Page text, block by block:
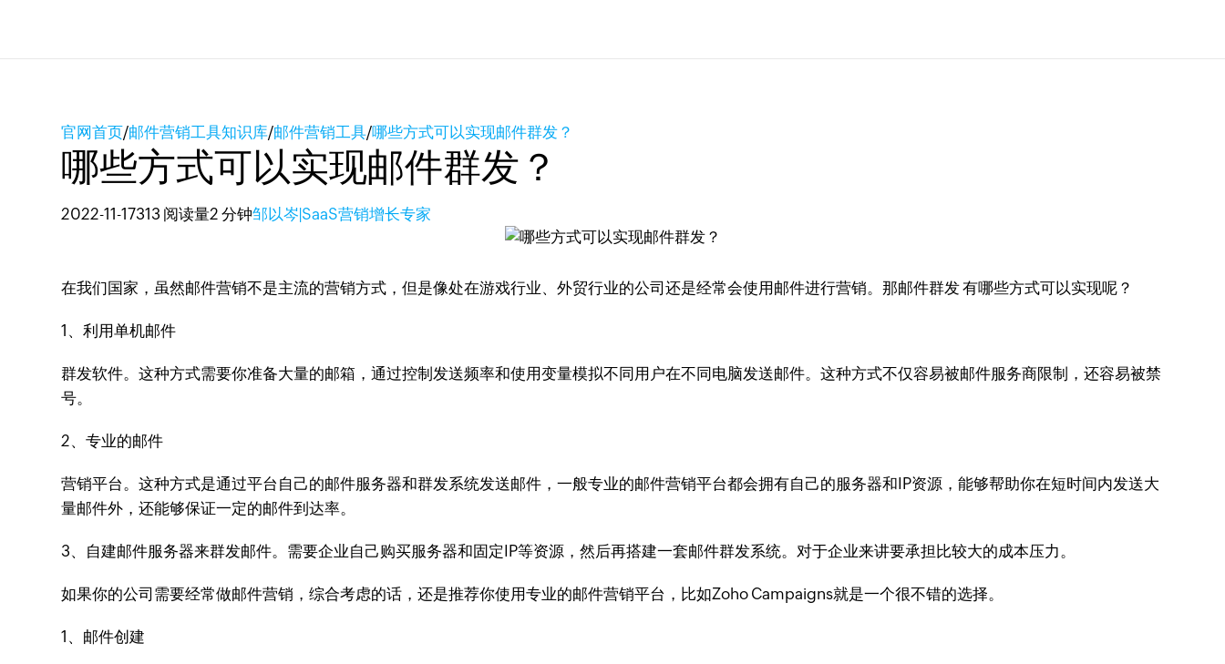
官网首页/邮件营销工具知识库/邮件营销工具/哪些方式可以实现邮件群发？
哪些方式可以实现邮件群发？
2022-11-17313 阅读量2 分钟邹以岑|SaaS营销增长专家
在我们国家，虽然邮件营销不是主流的营销方式，但是像处在游戏行业、外贸行业的公司还是经常会使用邮件进行营销。那邮件群发 有哪些方式可以实现呢？
1、利用单机邮件
群发软件。这种方式需要你准备大量的邮箱，通过控制发送频率和使用变量模拟不同用户在不同电脑发送邮件。这种方式不仅容易被邮件服务商限制，还容易被禁
号。
2、专业的邮件
营销平台。这种方式是通过平台自己的邮件服务器和群发系统发送邮件，一般专业的邮件营销平台都会拥有自己的服务器和IP资源，能够帮助你在短时间内发送大
量邮件外，还能够保证一定的邮件到达率。
3、自建邮件服务器来群发邮件。需要企业自己购买服务器和固定IP等资源，然后再搭建一套邮件群发系统。对于企业来讲要承担比较大的成本压力。
如果你的公司需要经常做邮件营销，综合考虑的话，还是推荐你使用专业的邮件营销平台，比如Zoho Campaigns就是一个很不错的选择。
1、邮件创建